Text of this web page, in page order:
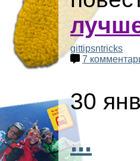
gittipsntricks
7
30
...